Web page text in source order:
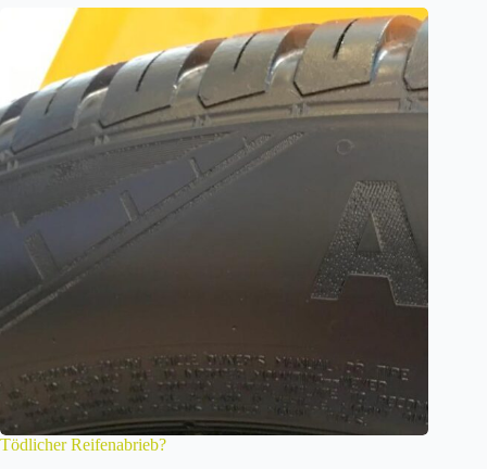
Tödlicher Reifenabrieb?